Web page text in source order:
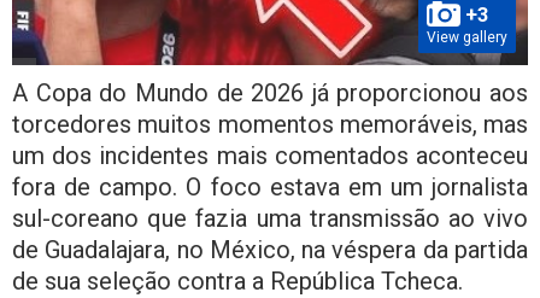
+3
View gallery
A Copa do Mundo de 2026 já proporcionou aos
torcedores muitos momentos memoráveis, mas
um dos incidentes mais comentados aconteceu
fora de campo. O foco estava em um jornalista
sul-coreano que fazia uma transmissão ao vivo
de Guadalajara, no México, na véspera da partida
de sua seleção contra a República Tcheca.